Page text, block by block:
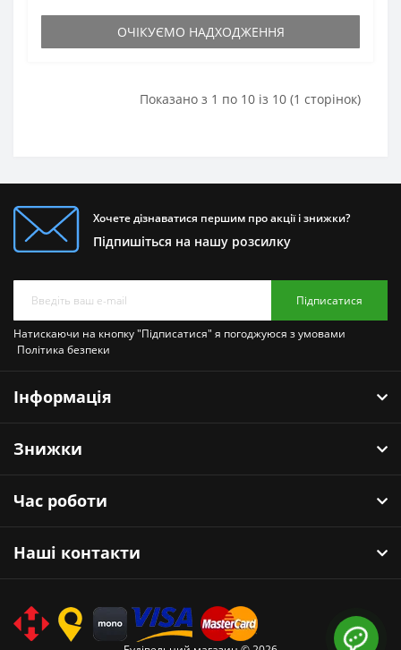
ОЧІКУЄМО НАДХОДЖЕННЯ
Показано з 1 по 10 із 10 (1 сторінок)
Хочете дізнаватися першим про акції і знижки?
Підпишіться на нашу розсилку
Підписатися
Натискаючи на кнопку "Підписатися" я погоджуюся з умовами
Політика безпеки
Інформація
Знижки
Час роботи
Наші контакти